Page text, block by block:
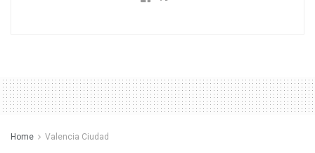
Home Valencia Ciudad